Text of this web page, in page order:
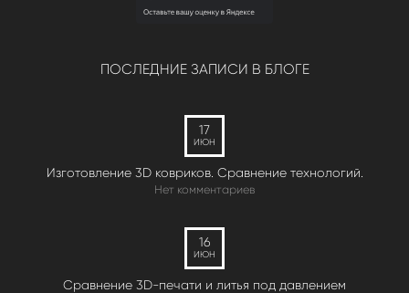
ПОСЛЕДНИЕ ЗАПИСИ В БЛОГЕ
17
ИЮН
Изготовление 3D ковриков. Сравнение технологий.
Нет комментариев
16
ИЮН
Сравнение 3D-печати и литья под давлением